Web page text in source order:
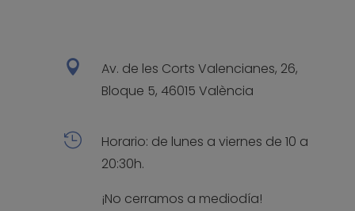

Av. de les Corts Valencianes, 26,
Bloque 5, 46015 València

Horario: de lunes a viernes de 10 a
20:30h.
¡No cerramos a mediodía!